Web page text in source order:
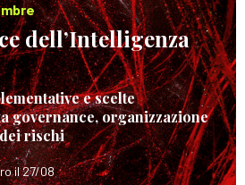
dell’Intelligenza
e scelte
governance, organizzazione
rischi
il 27/08